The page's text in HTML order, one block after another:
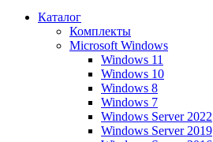
Каталог
Комплекты
Microsoft Windows
Windows 11
Windows 10
Windows 8
Windows 7
Windows Server 2022
Windows Server 2019